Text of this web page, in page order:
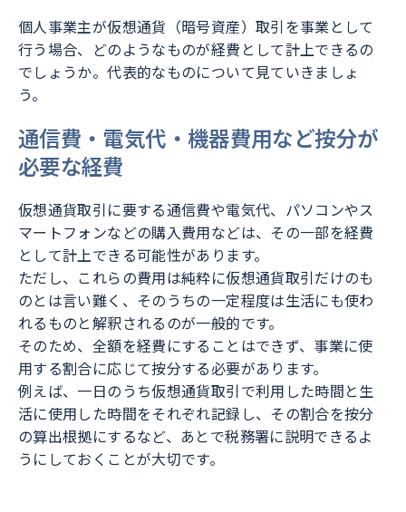
個人事業主が仮想通貨（暗号資産）取引を事業として
行う場合、どのようなものが経費として計上できるの
でしょうか。代表的なものについて見ていきましょ
う。
通信費・電気代・機器費用など按分が
必要な経費
仮想通貨取引に要する通信費や電気代、パソコンやス
マートフォンなどの購入費用などは、その一部を経費
として計上できる可能性があります。
ただし、これらの費用は純粋に仮想通貨取引だけのも
のとは言い難く、そのうちの一定程度は生活にも使わ
れるものと解釈されるのが一般的です。
そのため、全額を経費にすることはできず、事業に使
用する割合に応じて按分する必要があります。
例えば、一日のうち仮想通貨取引で利用した時間と生
活に使用した時間をそれぞれ記録し、その割合を按分
の算出根拠にするなど、あとで税務署に説明できるよ
うにしておくことが大切です。